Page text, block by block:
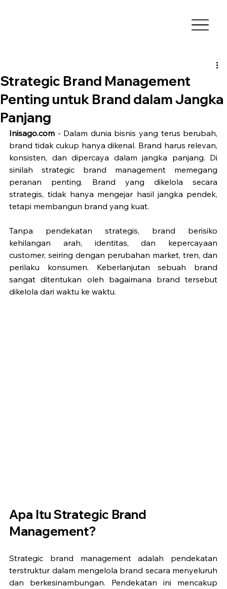
Strategic Brand Management
Penting untuk Brand dalam Jangka
Panjang
Inisago.com - Dalam dunia bisnis yang terus berubah,
brand tidak cukup hanya dikenal. Brand harus relevan,
konsisten, dan dipercaya dalam jangka panjang. Di
sinilah strategic brand management memegang
peranan penting. Brand yang dikelola secara
strategis, tidak hanya mengejar hasil jangka pendek,
tetapi membangun brand yang kuat.
Tanpa pendekatan strategis, brand berisiko
kehilangan arah, identitas, dan kepercayaan
customer, seiring dengan perubahan market, tren, dan
perilaku konsumen. Keberlanjutan sebuah brand
sangat ditentukan oleh bagaimana brand tersebut
dikelola dari waktu ke waktu.
Apa Itu Strategic Brand
Management?
Strategic brand management adalah pendekatan
terstruktur dalam mengelola brand secara menyeluruh
dan berkesinambungan. Pendekatan ini mencakup